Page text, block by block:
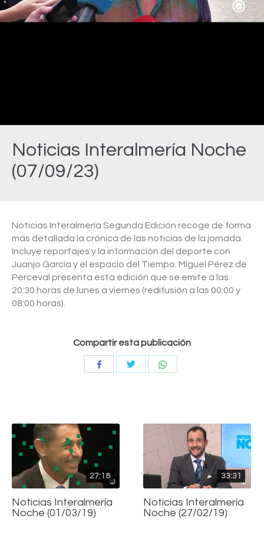
Noticias Interalmería Noche
(07/09/23)
Video
Noticias Interalmería Segunda Edición recoge de forma
más detallada la crónica de las noticias de la jornada.
Incluye reportajes y la información del deporte con
Juanjo García y el espacio del Tiempo. Miguel Pérez de
Perceval presenta esta edición que se emite a las
20:30 horas de lunes a viernes (redifusión a las 00:00 y
08:00 horas).
Compartir esta publicación
CompartirCompartir
27:18
Noticias Interalmería
Noche (01/03/19)
33:31
Noticias Interalmería
Noche (27/02/19)